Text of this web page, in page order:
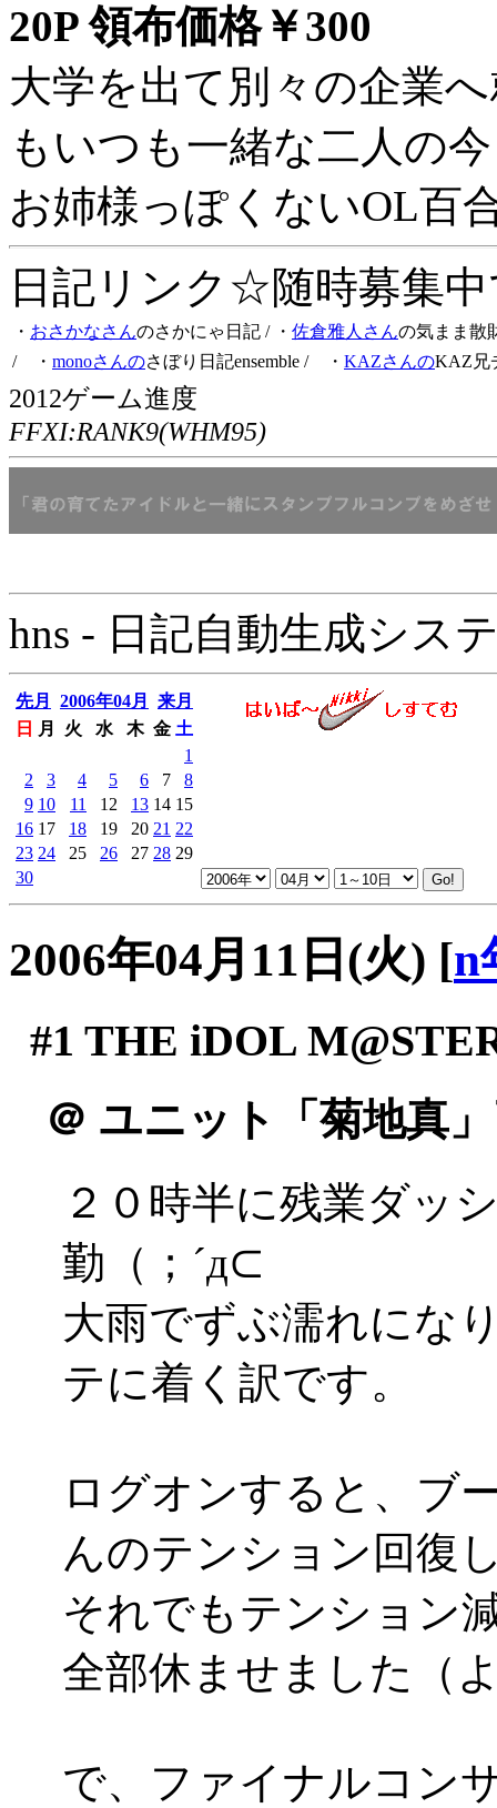
20P 領布価格￥300
大学を出て別々の企業
もいつも一緒な二人の
お姉様っぽくないOL百
日記リンク☆随時募集
・ おさかなさんのさかにゃ日記 / ・ 佐倉雅人さんの気まま散
/ ・ monoさんのさぼり日記ensemble / ・ KAZさんのKAZ兄
2012ゲーム進度
FFXI:RANK9(WHM95)
hns - 日記自動生成シス
先月 2006年04月
来月
日
月 火 水 木 金 土
1
2
3 4 5 6 7
8
9 10 11 12 13 14 15
16 17 18 19 20 21 22
23 24 25 26 27 28 29
30
2006年04月11日(火) [n
#1 THE iDOL
＠ ユニット「菊地真
２０時半に残業ダッ
勤（；´д⊂
大雨でずぶ濡れにな
テに着く訳です。
ログオンすると、ブ
んのテンション回復
それでもテンション
全部休ませました（
で、ファイナルコン